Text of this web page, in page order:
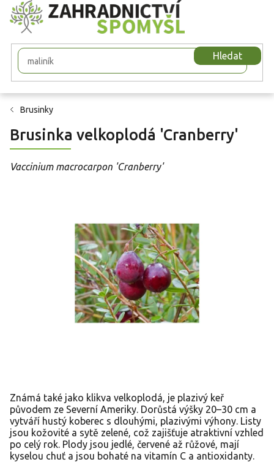
Přejít
na
obsah
Hledat
Brusinky
Brusinka velkoplodá 'Cranberry'
Vaccinium macrocarpon 'Cranberry'
Známá také jako klikva velkoplodá, je plazivý keř
původem ze Severní Ameriky. Dorůstá výšky 20–30 cm a
vytváří hustý koberec s dlouhými, plazivými výhony. Listy
jsou kožovité a sytě zelené, což zajišťuje atraktivní vzhled
po celý rok. Plody jsou jedlé, červené až růžové, mají
kyselou chuť a jsou bohaté na vitamín C a antioxidanty.